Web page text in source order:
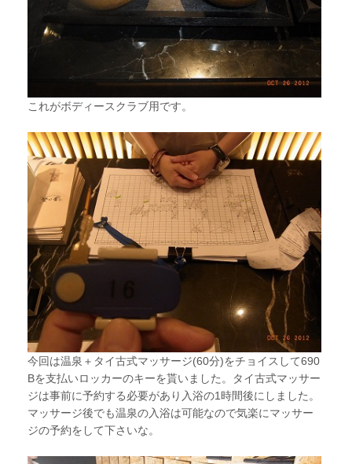
これがボディースクラブ用です。
今回は温泉＋タイ古式マッサージ(60分)をチョイスして690
Bを支払いロッカーのキーを貰いました。タイ古式マッサー
ジは事前に予約する必要があり入浴の1時間後にしました。
マッサージ後でも温泉の入浴は可能なので気楽にマッサー
ジの予約をして下さいな。